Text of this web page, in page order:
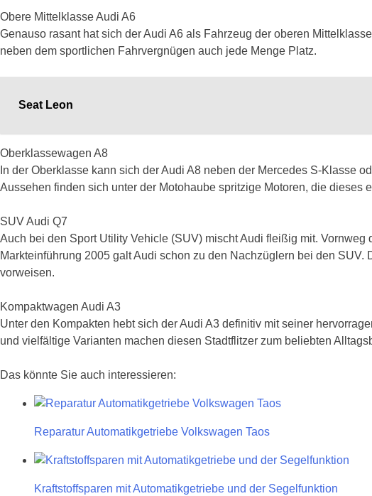
Obere Mittelklasse Audi A6
Genauso rasant hat sich der Audi A6 als Fahrzeug der oberen
neben dem sportlichen Fahrvergnügen auch jede Menge Platz.
Seat Leon
Oberklassewagen A8
In der Oberklasse kann sich der Audi A8 neben der Mercedes S-Klasse
Aussehen finden sich unter der Motohaube spritzige Motoren, die dieses
SUV Audi Q7
Auch bei den Sport Utility Vehicle (SUV) mischt Audi fleißig mit.
Markteinführung 2005 galt Audi schon zu den Nachzüglern bei den
vorweisen.
Kompaktwagen Audi A3
Unter den Kompakten hebt sich der Audi A3 definitiv mit seiner
und vielfältige Varianten machen diesen Stadtflitzer zum beliebten
Das könnte Sie auch interessieren:
Reparatur Automatikgetriebe Volkswagen Taos
Kraftstoffsparen mit Automatikgetriebe und der Segelfunktion